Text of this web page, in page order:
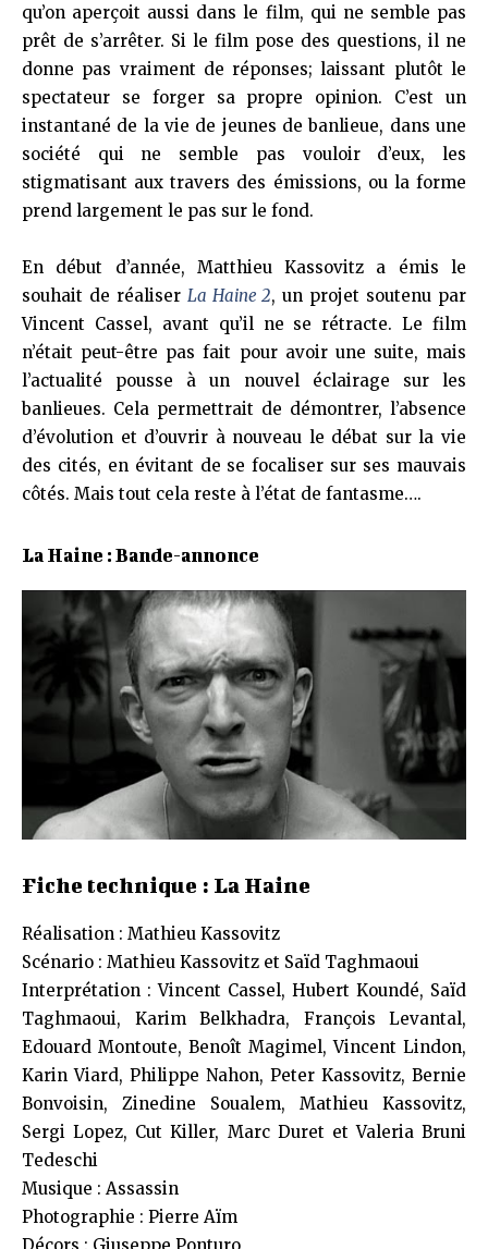
qu’on aperçoit aussi dans le film, qui ne semble pas
prêt de s’arrêter. Si le film pose des questions, il ne
donne pas vraiment de réponses; laissant plutôt le
spectateur se forger sa propre opinion. C’est un
instantané de la vie de jeunes de banlieue, dans une
société qui ne semble pas vouloir d’eux, les
stigmatisant aux travers des émissions, ou la forme
prend largement le pas sur le fond.
En début d’année, Matthieu Kassovitz a émis le
souhait de réaliser La Haine 2, un projet soutenu par
Vincent Cassel, avant qu’il ne se rétracte. Le film
n’était peut-être pas fait pour avoir une suite, mais
l’actualité pousse à un nouvel éclairage sur les
banlieues. Cela permettrait de démontrer, l’absence
d’évolution et d’ouvrir à nouveau le débat sur la vie
des cités, en évitant de se focaliser sur ses mauvais
côtés. Mais tout cela reste à l’état de fantasme….
La Haine : Bande-annonce
Fiche technique : La Haine
Réalisation : Mathieu Kassovitz
Scénario : Mathieu Kassovitz et Saïd Taghmaoui
Interprétation : Vincent Cassel, Hubert Koundé, Saïd
Taghmaoui, Karim Belkhadra, François Levantal,
Edouard Montoute, Benoît Magimel, Vincent Lindon,
Karin Viard, Philippe Nahon, Peter Kassovitz, Bernie
Bonvoisin, Zinedine Soualem, Mathieu Kassovitz,
Sergi Lopez, Cut Killer, Marc Duret et Valeria Bruni
Tedeschi
Musique : Assassin
Photographie : Pierre Aïm